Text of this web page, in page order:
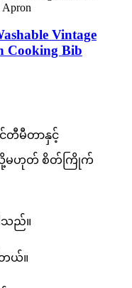
Vintage
Cooking Bib
င်တီမီတာနှင့်
သို့မဟုတ် စိတ်ကြိုက်
သည်။
တယ်။